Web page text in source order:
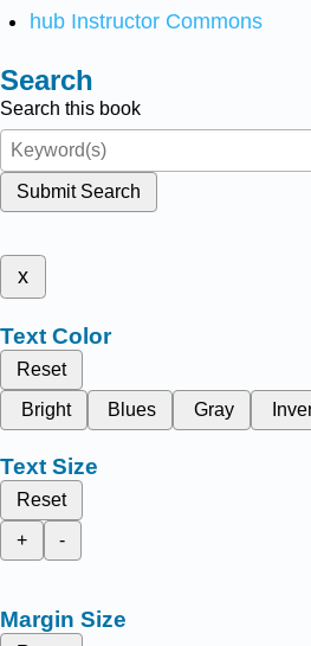
hub Instructor Commons
Search
Search this book
Submit Search
x
Text Color
Reset
Bright
Blues Gray
Text Size
Reset
+
-
Margin Size